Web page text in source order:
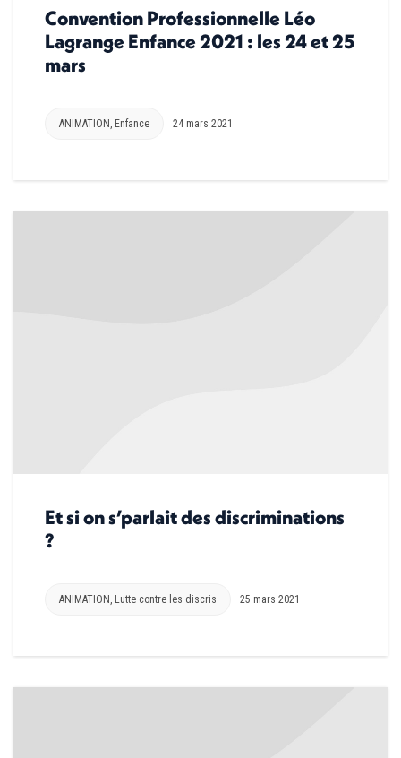
Convention Professionnelle Léo
Lagrange Enfance 2021 : les 24 et 25
mars
ANIMATION , Enfance 24 mars 2021
Et si on s’parlait des discriminations
?
ANIMATION Lutte contre les discris 25 mars 2021